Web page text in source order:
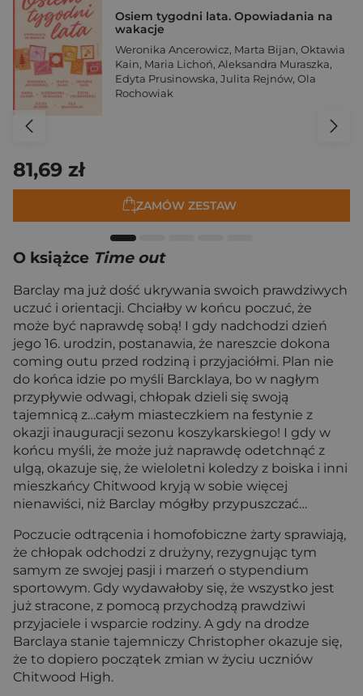
Osiem tygodni lata. Opowiadania na
wakacje
Weronika Ancerowicz, Marta Bijan, Oktawia
Kain, Maria Lichoń, Aleksandra Muraszka,
Edyta Prusinowska, Julita Rejnów, Ola
Rochowiak
81,69 zł
ZAMÓW ZESTAW
O książce Time out
Barclay ma już dość ukrywania swoich prawdziwych
uczuć i orientacji. Chciałby w końcu poczuć, że
może być naprawdę sobą! I gdy nadchodzi dzień
jego 16. urodzin, postanawia, że nareszcie dokona
coming outu przed rodziną i przyjaciółmi. Plan nie
do końca idzie po myśli Barcklaya, bo w nagłym
przypływie odwagi, chłopak dzieli się swoją
tajemnicą z…całym miasteczkiem na festynie z
okazji inauguracji sezonu koszykarskiego! I gdy w
końcu myśli, że może już naprawdę odetchnąć z
ulgą, okazuje się, że wieloletni koledzy z boiska i inni
mieszkańcy Chitwood kryją w sobie więcej
nienawiści, niż Barclay mógłby przypuszczać…
Poczucie odtrącenia i homofobiczne żarty sprawiają,
że chłopak odchodzi z drużyny, rezygnując tym
samym ze swojej pasji i marzeń o stypendium
sportowym. Gdy wydawałoby się, że wszystko jest
już stracone, z pomocą przychodzą prawdziwi
przyjaciele i wsparcie rodziny. A gdy na drodze
Barclaya stanie tajemniczy Christopher okazuje się,
że to dopiero początek zmian w życiu uczniów
Chitwood High.